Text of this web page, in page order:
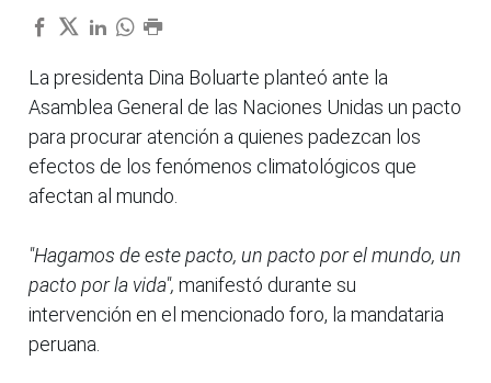
La presidenta Dina Boluarte planteó ante la
Asamblea General de las Naciones Unidas un pacto
para procurar atención a quienes padezcan los
efectos de los fenómenos climatológicos que
afectan al mundo.
"Hagamos de este pacto, un pacto por el mundo, un
pacto por la vida", manifestó durante su
intervención en el mencionado foro, la mandataria
peruana.